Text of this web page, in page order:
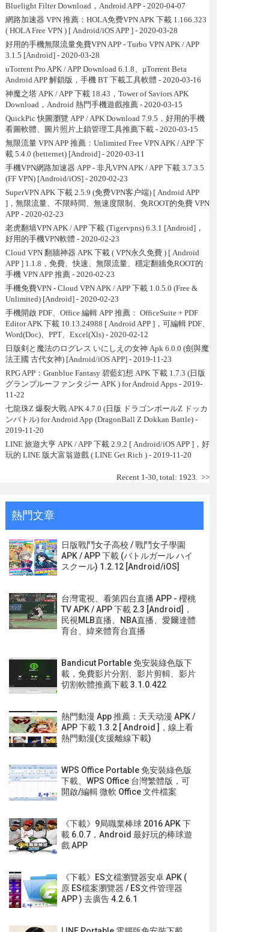
Bluelight Filter Download，Android APP- 2020-04-07
網路加速器 VPN 推薦：HOLA免费VPN APK 下載 1.166.323
( HOLA Free VPN ) [ Android/iOS APP ]- 2020-03-28
好用的手機無限流量免費VPN APP - Turbo VPN APK / APP
3.1.5 [Android]- 2020-03-28
uTorrent Pro APK / APP Download 6.1.8、µTorrent Beta
Android APP 解鎖版，手機 BT 下載工具軟體 - 2020-03-16
神魔之塔 APK / APP 下載 18.43，Tower of Saviors APK
Download，Android 熱門手機遊戲推薦- 2020-03-15
QuickPic 快圖瀏覽 APP / APK Download 7.9.5，好用的手機
看圖軟體、圖片照片上鎖管理工具推薦下載- 2020-03-15
無限流量 VPN APP 推薦：Unlimited Free VPN APK / APP 下
載 5.4.0 (betternet) [Android]- 2020-03-11
手機VPN網路加速器 APP - 非凡VPN APK / APP 下載 3.7.3.5
(FF VPN) [Android/iOS]- 2020-02-23
SuperVPN APK 下載 2.5.9 (免费VPN客户端) [ Android APP
]，無限流量、不限時間、無速度限制、免ROOT的免費 VPN
APP- 2020-02-23
老虎翻墙VPN APK / APP 下載 (Tigervpns) 6.3.1 [Android]，
好用的手機VPN軟體 - 2020-02-23
Cloud VPN 翻牆神器 APK 下載 ( VPN永久免費 ) [ Android
APP ] 1.1.8，免費、快速、無限流量、穩定翻牆免ROOT的
手機 VPN APP 推薦- 2020-02-23
手機免費VPN - Cloud VPN APK / APP 下載 1.0.5.0 (Free &
Unlimited) [Android]- 2020-02-23
手機開啟 PDF、Office 編輯 APP 推薦： OfficeSuite + PDF
Editor APK 下載 10.13.24988 [ Android APP ]，可編輯 PDF、
Word(Doc)、PPT、Excel(Xls)- 2020-02-12
日版剣と魔法のログレス いにしえの女神 Apk 6.0.0 (劍與魔
法王國 古代女神) [Android/iOS APP]- 2019-11-23
RPG APP：Granblue Fantasy 碧藍幻想 APK 下載 1.7.3 (日版
グランブルーファンタジー APK ) for Android Apps - 2019-
11-22
七龍珠Z 爆裂大戰 APK 4.7.0 (日版 ドラゴンボールZ ドッカ
ンバトル) for Android App (DragonBall Z Dokkan Battle)-
2019-11-20
LINE 旅遊大亨 APK / APP 下載 2.9.2 [ Android/iOS APP ]，好
玩的 LINE 版大富翁遊戲 ( LINE Get Rich )- 2019-11-20
Recent 1-30, total: 1923. >>
熱門文章
日版戰鬥女子高校 / 戰鬥女子學園
APK / APP 下載 (バトルガール ハイ
スクール) 1.2.12 [Android/iOS]
台灣電視、看第四台直播 APP - 櫻桃
TV APK / APP 下載 2.3 [Android]，
民視MLB直播、NBA直播、愛爾達體
育台、緯來體育台直播
Bandicut Portable 免安裝綠色版下
載，免費影片分割、影片剪輯、影片
切割軟體推薦下載 3.1.0.422
熱門動漫 App 推薦：天天动漫 APK /
APP 下載 1.3.2 [ Android ]，線上看
熱門動漫(支援離線下載)
WPS Office Portable 免安裝綠色版
下載、WPS Office 台灣繁體版，可
開啟/編輯 微軟 Office 文件檔案
《下載》9局職業棒球 2016 APK 下
載 6.0.7，Android 最好玩的棒球遊
戲 APP
《下載》ES文檔瀏覽器安卓 APK (
原 ES檔案瀏覽器 / ES文件管理器
APP ) 去廣告 4.2.6.1